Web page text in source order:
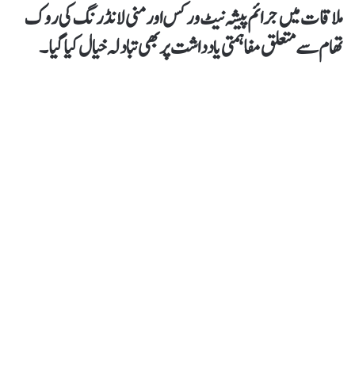
ملاقات میں جرائم پیشہ نیٹ ورکس اور منی لانڈرنگ کی روک
تھام سے متعلق مفاہمتی یادداشت پر بھی تبادلہ خیال کیا گیا۔